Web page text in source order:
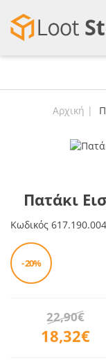
Αρχική
Πατάκι
Κωδικός
- 20%
18,32€
22,90€